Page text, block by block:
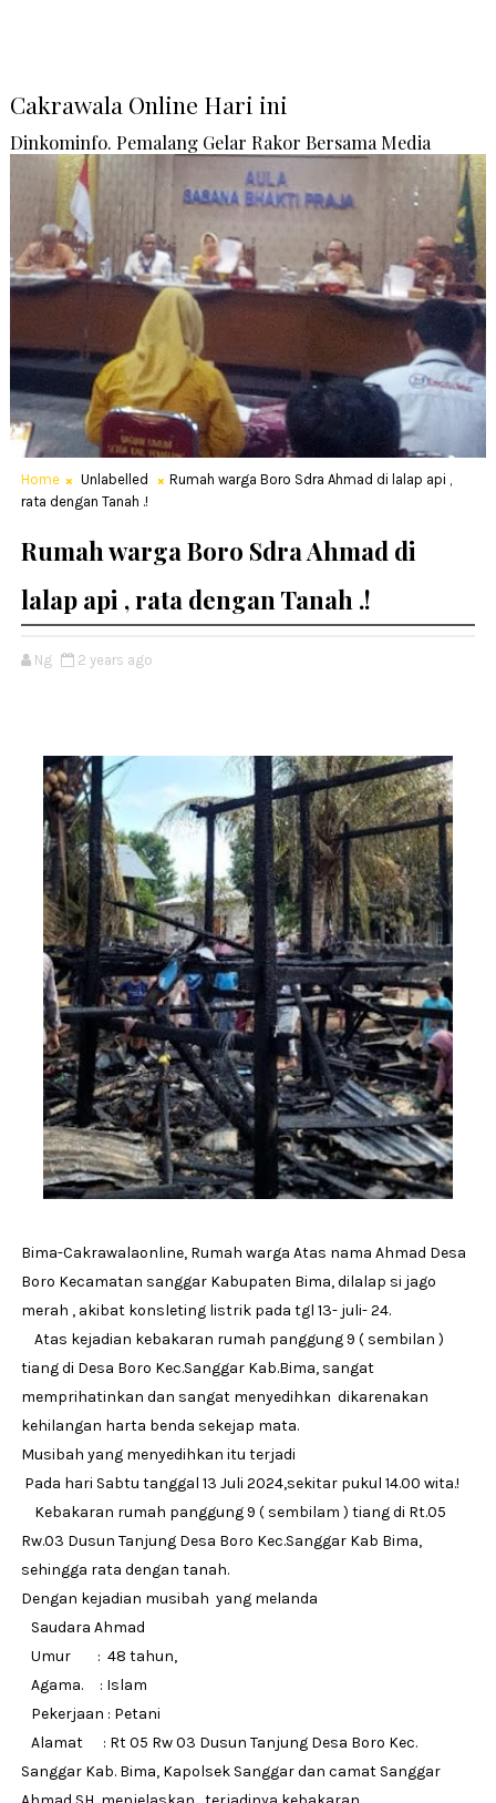
Cakrawala Online Hari ini
Dinkominfo. Pemalang Gelar Rakor Bersama Media
Home Unlabelled
Rumah warga Boro Sdra Ahmad di lalap api ,
rata dengan Tanah .!
Rumah warga Boro Sdra Ahmad di
lalap api , rata dengan Tanah .!
Ng 2 years ago
Bima-Cakrawalaonline, Rumah warga Atas nama Ahmad Desa
Boro Kecamatan sanggar Kabupaten Bima, dilalap si jago
merah , akibat konsleting listrik pada tgl 13- juli- 24.
Atas kejadian kebakaran rumah panggung 9 ( sembilan )
tiang di Desa Boro Kec.Sanggar Kab.Bima, sangat
memprihatinkan dan sangat menyedihkan dikarenakan
kehilangan harta benda sekejap mata.
Musibah yang menyedihkan itu terjadi
Pada hari Sabtu tanggal 13 Juli 2024,sekitar pukul 14.00 wita.!
Kebakaran rumah panggung 9 ( sembilam ) tiang di Rt.05
Rw.03 Dusun Tanjung Desa Boro Kec.Sanggar Kab Bima,
sehingga rata dengan tanah.
Dengan kejadian musibah yang melanda
Saudara Ahmad
Umur : 48 tahun,
Agama. : Islam
Pekerjaan : Petani
Alamat : Rt 05 Rw 03 Dusun Tanjung Desa Boro Kec.
Sanggar Kab. Bima, Kapolsek Sanggar dan camat Sanggar